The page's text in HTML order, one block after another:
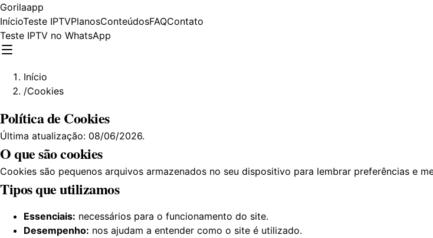
Gorilaapp
InícioTeste IPTVPlanosConteúdosFAQContato
Teste IPTV no WhatsApp
Início
/Cookies
Política de Cookies
Última atualização: 08/06/2026.
O que são cookies
Cookies são pequenos arquivos armazenados no seu dispositivo para lembrar preferências e
Tipos que utilizamos
Essenciais: necessários para o funcionamento do site.
Desempenho: nos ajudam a entender como o site é utilizado.